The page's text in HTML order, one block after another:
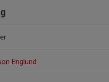
Englund